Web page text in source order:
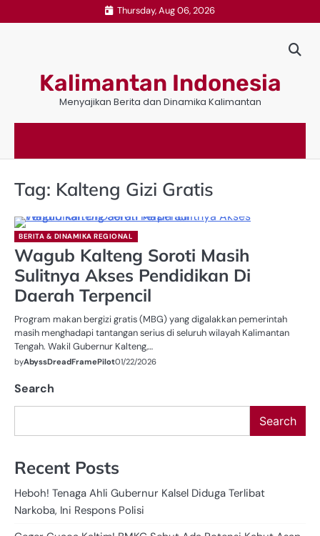
to
Thursday, Aug 06, 2026
Kalimantan Indonesia
Menyajikan Berita dan Dinamika Kalimantan
Tag: Kalteng Gizi Gratis
BERITA & DINAMIKA REGIONAL
Wagub Kalteng Soroti Masih
Sulitnya Akses Pendidikan Di
Daerah Terpencil
Program makan bergizi gratis (MBG) yang digalakkan pemerintah
masih menghadapi tantangan serius di seluruh wilayah Kalimantan
Tengah. Wakil Gubernur Kalteng,…
byAbyssDreadFramePilot01/22/2026
Search
Search
Recent Posts
Heboh! Tenaga Ahli Gubernur Kalsel Diduga Terlibat
Narkoba, Ini Respons Polisi